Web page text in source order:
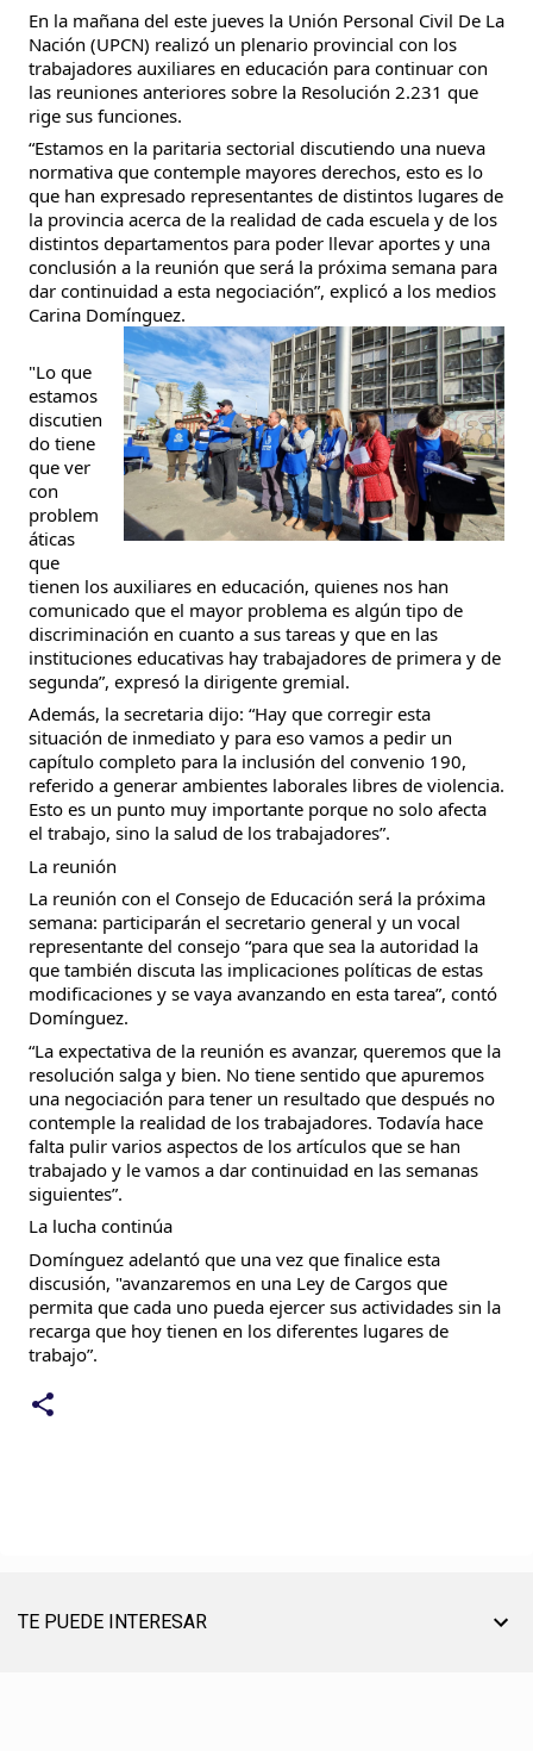
En la mañana del este jueves la Unión Personal Civil De La
Nación (UPCN) realizó un plenario provincial con los
trabajadores auxiliares en educación para continuar con
las reuniones anteriores sobre la Resolución 2.231 que
rige sus funciones.
“Estamos en la paritaria sectorial discutiendo una nueva
normativa que contemple mayores derechos, esto es lo
que han expresado representantes de distintos lugares de
la provincia acerca de la realidad de cada escuela y de los
distintos departamentos para poder llevar aportes y una
conclusión a la reunión que será la próxima semana para
dar continuidad a esta negociación”, explicó a los medios
Carina Domínguez.
"Lo que
estamos
discutien
do tiene
que ver
con
problem
áticas
que
tienen los auxiliares en educación, quienes nos han
comunicado que el mayor problema es algún tipo de
discriminación en cuanto a sus tareas y que en las
instituciones educativas hay trabajadores de primera y de
segunda”, expresó la dirigente gremial.
Además, la secretaria dijo: “Hay que corregir esta
situación de inmediato y para eso vamos a pedir un
capítulo completo para la inclusión del convenio 190,
referido a generar ambientes laborales libres de violencia.
Esto es un punto muy importante porque no solo afecta
el trabajo, sino la salud de los trabajadores”.
La reunión
La reunión con el Consejo de Educación será la próxima
semana: participarán el secretario general y un vocal
representante del consejo “para que sea la autoridad la
que también discuta las implicaciones políticas de estas
modificaciones y se vaya avanzando en esta tarea”, contó
Domínguez.
“La expectativa de la reunión es avanzar, queremos que la
resolución salga y bien. No tiene sentido que apuremos
una negociación para tener un resultado que después no
contemple la realidad de los trabajadores. Todavía hace
falta pulir varios aspectos de los artículos que se han
trabajado y le vamos a dar continuidad en las semanas
siguientes”.
La lucha continúa
Domínguez adelantó que una vez que finalice esta
discusión, "avanzaremos en una Ley de Cargos que
permita que cada uno pueda ejercer sus actividades sin la
recarga que hoy tienen en los diferentes lugares de
trabajo”.
TE PUEDE INTERESAR